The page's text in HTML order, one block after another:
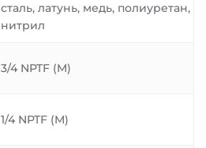
сталь, латунь, медь, полиуретан,
нитрил
3/4 NPTF (M)
1/4 NPTF (M)